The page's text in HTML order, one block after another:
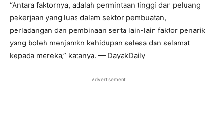
“Antara faktornya, adalah permintaan tinggi dan peluang
pekerjaan yang luas dalam sektor pembuatan,
perladangan dan pembinaan serta lain-lain faktor penarik
yang boleh menjamkn kehidupan selesa dan selamat
kepada mereka,” katanya. — DayakDaily
Advertisement